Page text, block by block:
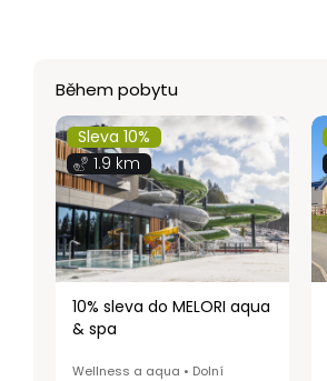
Během pobytu
Sleva 10%
1.9 km
10% sleva do MELORI aqua
& spa
Wellness a aqua • Dolní